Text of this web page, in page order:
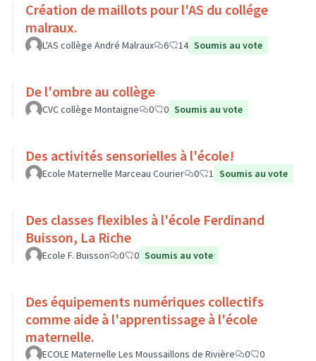
Création de maillots pour l'AS du collége
malraux.
L'AS collège André Malraux 6 14 Soumis au vote
De l'ombre au collège
CVC collège Montaigne 0 0 Soumis au vote
Des activités sensorielles à l'école!
Ecole Maternelle Marceau Courier 0 1 Soumis au vote
Des classes flexibles à l'école Ferdinand
Buisson, La Riche
Ecole F. Buisson 0 0 Soumis au vote
Des équipements numériques collectifs
comme aide à l'apprentissage à l'école
maternelle.
ECOLE Maternelle Les Moussaillons de Rivière 0
0